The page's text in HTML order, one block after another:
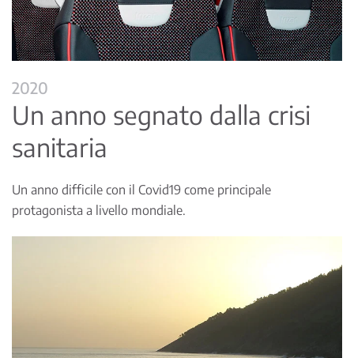
2020
Un anno segnato dalla crisi
sanitaria
Un anno difficile con il Covid19 come principale
protagonista a livello mondiale.